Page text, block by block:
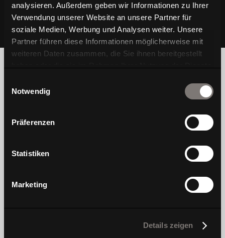
analysieren. Außerdem geben wir Informationen zu Ihrer
Verwendung unserer Website an unsere Partner für
soziale Medien, Werbung und Analysen weiter. Unsere
Partner führen diese Informationen möglicherweise mit
weiteren Daten zusammen, die Sie ihnen bereitgestellt
Notwendig
Präferenzen
Statistiken
Marketing
Details zeigen
Wir sind Wagner, eine traditionelle Stuhlmarke,
die das Wohlbefinden der Menschen im Fokus
Bewegung und Gesundheit im Einklang sind.